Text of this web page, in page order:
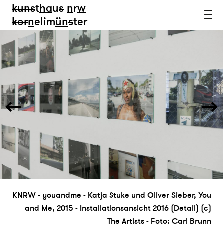
kunsthaus nrw
kornelimünster
KNRW - youandme - Katja Stuke und Oliver Sieber, You
and Me, 2015 - Installationsansicht 2016 (Detail) (c)
The Artists - Foto: Carl Brunn